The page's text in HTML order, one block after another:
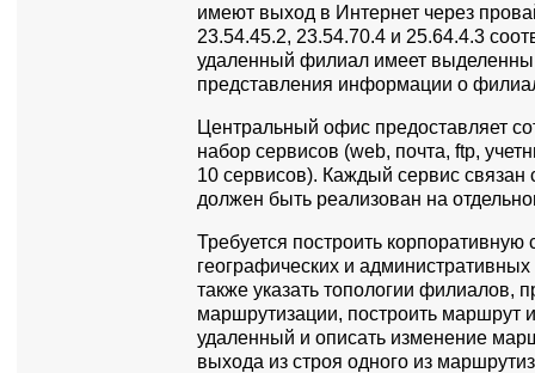
имеют выход в Интернет через
23.54.45.2, 23.54.70.4 и 25.64.4.3
удаленный филиал имеет
представления информации о
Центральный офис предоставляет
набор сервисов (web, почта, ftp,
10 сервисов). Каждый сервис связан
должен быть реализован на
Требуется построить корпоративную
географических и
также указать топологии филиалов,
маршрутизации, построить маршрут
удаленный и описать изменение
выхода из строя одного из